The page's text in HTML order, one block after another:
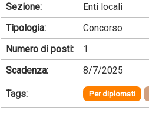
Sezione:
Enti locali
Tipologia:
Concorso
Numero di posti:
1
Scadenza:
8/7/2025
Tags: Per diplomati